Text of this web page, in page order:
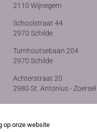
2110 Wijnegem
Schoolstraat 44
2970 Schilde
Turnhoutsebaan 204
2970 Schilde
Achterstraat 20
2980 St. Antonius - Zoersel
op onze website